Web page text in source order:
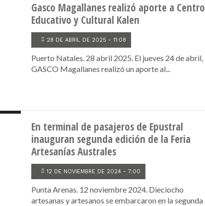
Gasco Magallanes realizó aporte a Centro
Educativo y Cultural Kalen
28 DE ABRIL DE 2025 - 11:08
Puerto Natales. 28 abril 2025. El jueves 24 de abril,
GASCO Magallanes realizó un aporte al...
En terminal de pasajeros de Epustral
inauguran segunda edición de la Feria
Artesanías Australes
12 DE NOVIEMBRE DE 2024 - 7:00
Punta Arenas. 12 noviembre 2024. Dieciocho
artesanas y artesanos se embarcaron en la segunda